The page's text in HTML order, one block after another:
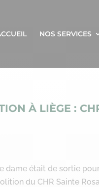
NOS SERVICES
À LIÈGE :
dame était de sortie
du CHR Sainte